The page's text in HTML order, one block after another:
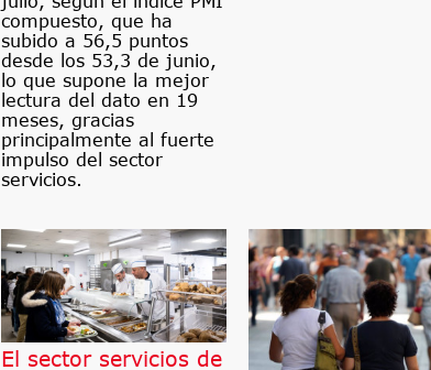
compuesto, que ha
subido a 56,5 puntos
desde los 53,3 de junio,
lo que supone la mejor
lectura del dato en 19
meses, gracias
principalmente al fuerte
impulso del sector
servicios.
El sector servicios de